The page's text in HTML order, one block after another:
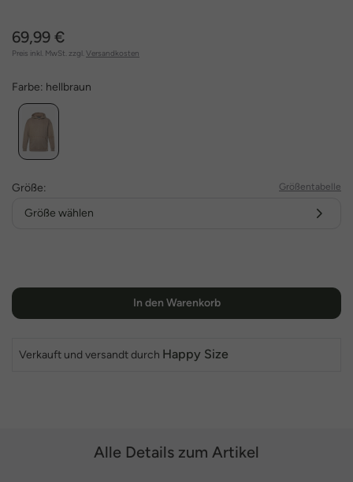
69,99 €
Preis inkl. MwSt. zzgl. Versandkosten
Farbe: hellbraun
Größe: Größentabelle
Größe wählen
In den Warenkorb
Verkauft und versandt durch Happy Size
Alle Details zum Artikel